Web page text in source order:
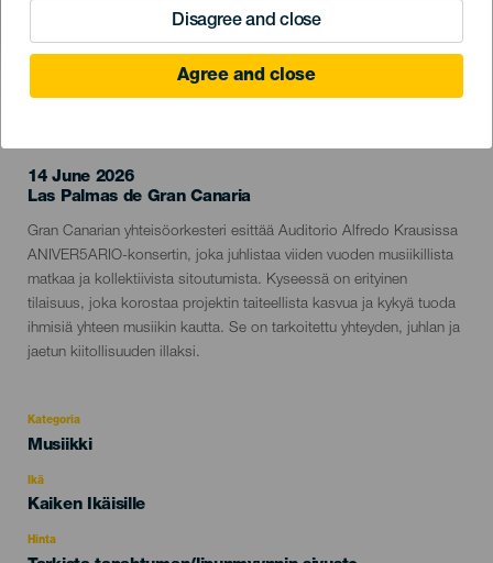
Disagree and close
Agree and close
14 June 2026
Localidad
Las Palmas de Gran Canaria
Descripción
del
evento
Gran Canarian yhteisöorkesteri esittää Auditorio Alfredo Krausissa
ANIVER5ARIO-konsertin, joka juhlistaa viiden vuoden musiikillista
matkaa ja kollektiivista sitoutumista. Kyseessä on erityinen
tilaisuus, joka korostaa projektin taiteellista kasvua ja kykyä tuoda
ihmisiä yhteen musiikin kautta. Se on tarkoitettu yhteyden, juhlan ja
jaetun kiitollisuuden illaksi.
Kategoria
Categoría
evento
Musiikki
Ikä
Edad
Kaiken Ikäisille
Hinta